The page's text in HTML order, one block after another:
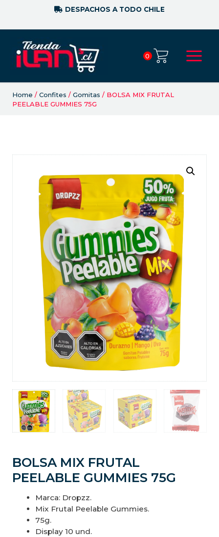
DESPACHOS A TODO CHILE
0
Home / Confites / Gomitas / BOLSA MIX FRUTAL
PEELABLE GUMMIES 75G
BOLSA MIX FRUTAL
PEELABLE GUMMIES 75G
Marca: Dropzz.
Mix Frutal Peelable Gummies.
75g.
Display 10 und.